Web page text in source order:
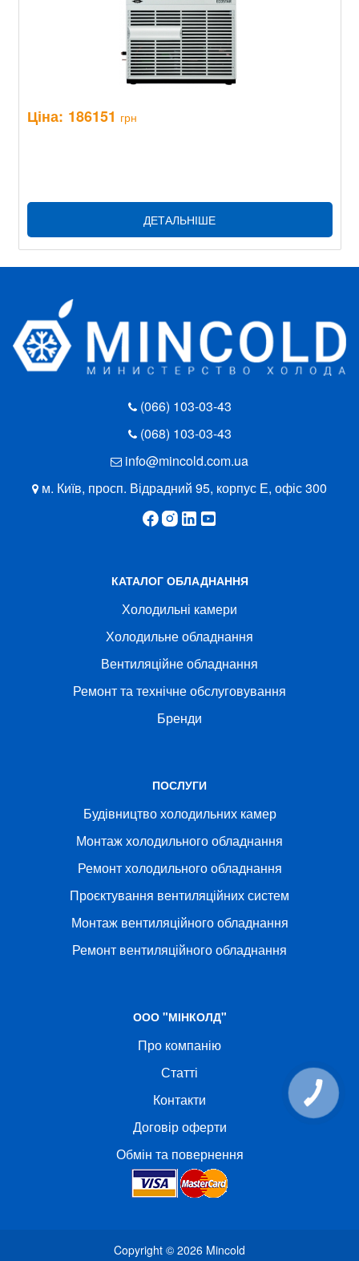
Ціна: 186151 грн
ДЕТАЛЬНІШЕ
(066) 103-03-43
(068) 103-03-43
info@mincold.com.ua
м. Київ, просп. Відрадний 95, корпус Е, офіс 300
КАТАЛОГ ОБЛАДНАННЯ
Холодильні камери
Холодильне обладнання
Вентиляційне обладнання
Ремонт та технічне обслуговування
Бренди
ПОСЛУГИ
Будівництво холодильних камер
Монтаж холодильного обладнання
Ремонт холодильного обладнання
Проєктування вентиляційних систем
Монтаж вентиляційного обладнання
Ремонт вентиляційного обладнання
ООО "МІНКОЛД"
Про компанію
Статті
Контакти
Договір оферти
Обмін та повернення
Copyright © 2026 Mincold